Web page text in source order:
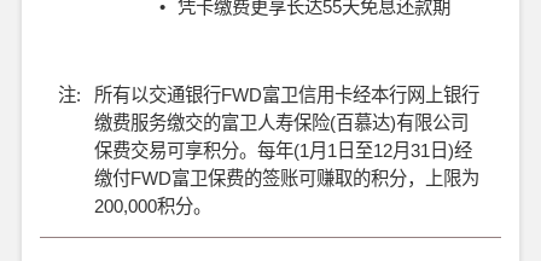
•
凭卡缴费更享长达55天免息还款期
注:
所有以交通银行FWD富卫信用卡经本行网上银行
缴费服务缴交的富卫人寿保险(百慕达)有限公司
保费交易可享积分。每年(1月1日至12月31日)经
缴付FWD富卫保费的签账可赚取的积分，上限为
200,000积分。